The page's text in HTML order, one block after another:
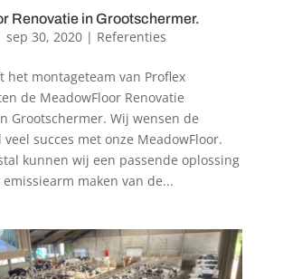
Renovatie in Grootschermer.
sep 30, 2020| Referenties
het montageteam van Proflex
de MeadowFloor Renovatie
Grootschermer. Wij wensen de
succes met onze MeadowFloor.
kunnen wij een passende oplossing
maken van de...